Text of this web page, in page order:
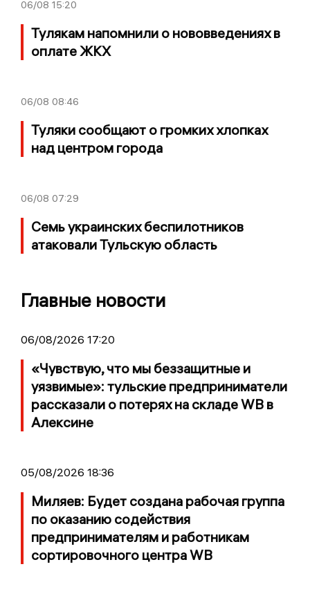
06/08 15:20
Тулякам напомнили о нововведениях в
оплате ЖКХ
06/08 08:46
Туляки сообщают о громких хлопках
над центром города
06/08 07:29
Семь украинских беспилотников
атаковали Тульскую область
Главные новости
06/08/2026 17:20
«Чувствую, что мы беззащитные и
уязвимые»: тульские предприниматели
рассказали о потерях на складе WB в
Алексине
05/08/2026 18:36
Миляев: Будет создана рабочая группа
по оказанию содействия
предпринимателям и работникам
сортировочного центра WB